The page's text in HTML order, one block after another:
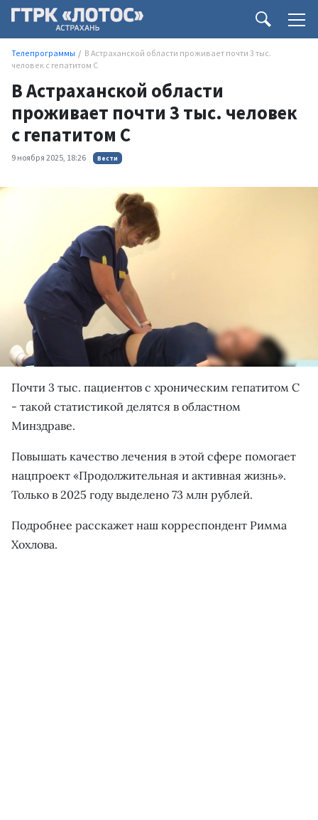
Телепрограммы
В Астраханской области проживает почти 3 тыс.
человек с гепатитом С
В Астраханской области
проживает почти 3 тыс. человек
с гепатитом С
9 ноября 2025, 18:26 Вести
Почти 3 тыс. пациентов с хроническим гепатитом С
- такой статистикой делятся в областном
Минздраве.
Повышать качество лечения в этой сфере помогает
нацпроект «Продолжительная и активная жизнь».
Только в 2025 году выделено 73 млн рублей.
Подробнее расскажет наш корреспондент Римма
Хохлова.